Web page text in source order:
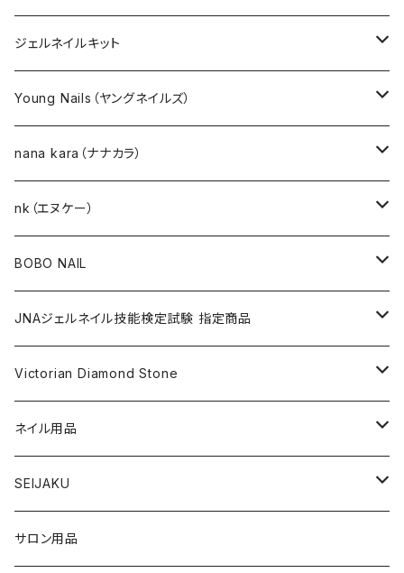
ジェルネイルキット
選べるジェルネイルキット
ネイルアート作成キット
Young Nails（ヤングネイルズ）
BEST SELLERS（ベストセラー）
KITS（キット）
ACRYLIC（アクリル）
ACRYLIC POWDER（アクリルパウダー）
NAIL LIQUID（ネイルリキッド）
DIP & COLOR ACRYLIC POWDERS
DIP AND COLOR ACRYLIC POWDERS
KITS（キット）
GEL（ジェル）
SYNERGY GEL（シナジージェル）
PRECISION GEL APPLICATORS
ACCESSORIES（アクセサリー）
E-FILE & BITS（電子ファイルとビット）
DUST COLLECTOR（集塵機）
NAIL POLISH（ネイルポリッシュ）
YN NAIL POLISH（ネイルポリッシュ）
NAIL ART（ネイルアート）
nana kara（ナナカラ）
GEL NAIL
nana kara [3g] （ナナカラ）
nana kara petit [1g] （ナナカラ プチ）
トップジェル
フィルインジェル
NAIL ART
ネイルパーツ
ネイルストーンパーツ
NAIL TIPS
NAIL TOOL
ブラシ
ネイルファイル
NAIL PREPS
LED/UVライト
nk（エヌケー）
GEL NAIL
3Dジェル
ベースジェル
NAIL ART
ネイルパーツ
パウダー
NAIL TOOL
フットファイル
NAIL PREPS
BOBO NAIL
セット
単品
JNAジェルネイル技能検定試験 指定商品
クリアジェル
カラージェル 赤指定色
Victorian Diamond Stone
50粒入り
1,440粒入り（大容量）
スノーフレイクシリーズ
ネイル用品
コリンスキー アクリルブラシ
浦和工業・ウラワ（URAWA）
SEIJAKU
SHIRT
サロン用品